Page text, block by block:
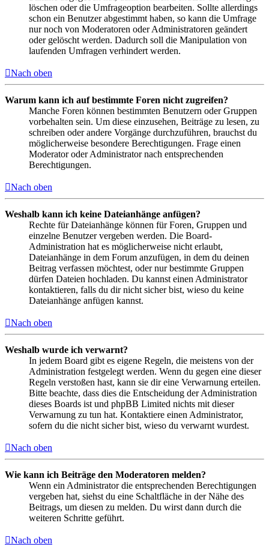
löschen oder die Umfrageoption bearbeiten. Sollte allerdings
schon ein Benutzer abgestimmt haben, so kann die Umfrage
nur noch von Moderatoren oder Administratoren geändert
oder gelöscht werden. Dadurch soll die Manipulation von
laufenden Umfragen verhindert werden.
Nach oben
Warum kann ich auf bestimmte Foren nicht zugreifen?
Manche Foren können bestimmten Benutzern oder Gruppen
vorbehalten sein. Um diese einzusehen, Beiträge zu lesen, zu
schreiben oder andere Vorgänge durchzuführen, brauchst du
möglicherweise besondere Berechtigungen. Frage einen
Moderator oder Administrator nach entsprechenden
Berechtigungen.
Nach oben
Weshalb kann ich keine Dateianhänge anfügen?
Rechte für Dateianhänge können für Foren, Gruppen und
einzelne Benutzer vergeben werden. Die Board-
Administration hat es möglicherweise nicht erlaubt,
Dateianhänge in dem Forum anzufügen, in dem du deinen
Beitrag verfassen möchtest, oder nur bestimmte Gruppen
dürfen Dateien hochladen. Du kannst einen Administrator
kontaktieren, falls du dir nicht sicher bist, wieso du keine
Dateianhänge anfügen kannst.
Nach oben
Weshalb wurde ich verwarnt?
In jedem Board gibt es eigene Regeln, die meistens von der
Administration festgelegt werden. Wenn du gegen eine dieser
Regeln verstoßen hast, kann sie dir eine Verwarnung erteilen.
Bitte beachte, dass dies die Entscheidung der Administration
dieses Boards ist und phpBB Limited nichts mit dieser
Verwarnung zu tun hat. Kontaktiere einen Administrator,
sofern du die nicht sicher bist, wieso du verwarnt wurdest.
Nach oben
Wie kann ich Beiträge den Moderatoren melden?
Wenn ein Administrator die entsprechenden Berechtigungen
vergeben hat, siehst du eine Schaltfläche in der Nähe des
Beitrags, um diesen zu melden. Du wirst dann durch die
weiteren Schritte geführt.
Nach oben